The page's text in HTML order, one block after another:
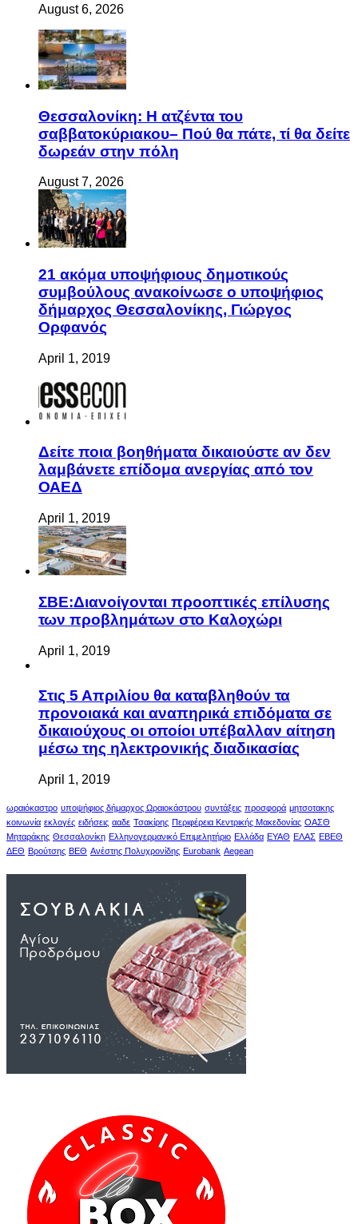
August 6, 2026
Θεσσαλονίκη: Η ατζέντα του
σαββατοκύριακου– Πού θα πάτε, τί θα δείτε
δωρεάν στην πόλη
August 7, 2026
21 ακόμα υποψήφιους δημοτικούς
συμβούλους ανακοίνωσε ο υποψήφιος
δήμαρχος Θεσσαλονίκης, Γιώργος
Ορφανός
April 1, 2019
Δείτε ποια βοηθήματα δικαιούστε αν δεν
λαμβάνετε επίδομα ανεργίας από τον
ΟΑΕΔ
April 1, 2019
ΣΒΕ:Διανοίγονται προοπτικές επίλυσης
των προβλημάτων στο Καλοχώρι
April 1, 2019
Στις 5 Απριλίου θα καταβληθούν τα
προνοιακά και αναπηρικά επιδόματα σε
δικαιούχους οι οποίοι υπέβαλλαν αίτηση
μέσω της ηλεκτρονικής διαδικασίας
April 1, 2019
ωραιόκαστρο υποψήφιος δήμαρχος Ωραιοκάστρου συντάξεις προσφορά μητσοτακης
κοινωνία εκλογές ειδήσεις ααδε Τσακίρης Περιφέρεια Κεντρικής Μακεδονίας ΟΑΣΘ
Μηταράκης Θεσσαλονίκη Ελληνογερμανικό Επιμελητήριο Ελλάδα ΕΥΑΘ ΕΛΑΣ ΕΒΕΘ
ΔΕΘ Βρούτσης ΒΕΘ Ανέστης Πολυχρονίδης Eurobank Aegean